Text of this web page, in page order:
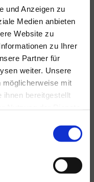
und Anzeigen zu
Medien anbieten
Website zu
zu Ihrer
Partner für
weiter. Unsere
möglicherweise mit
ihnen bereitgestellt
für
klein.